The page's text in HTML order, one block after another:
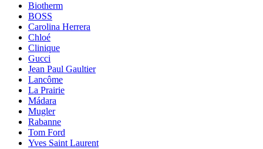
Biotherm
BOSS
Carolina Herrera
Chloé
Clinique
Gucci
Jean Paul Gaultier
Lancôme
La Prairie
Mádara
Mugler
Rabanne
Tom Ford
Yves Saint Laurent